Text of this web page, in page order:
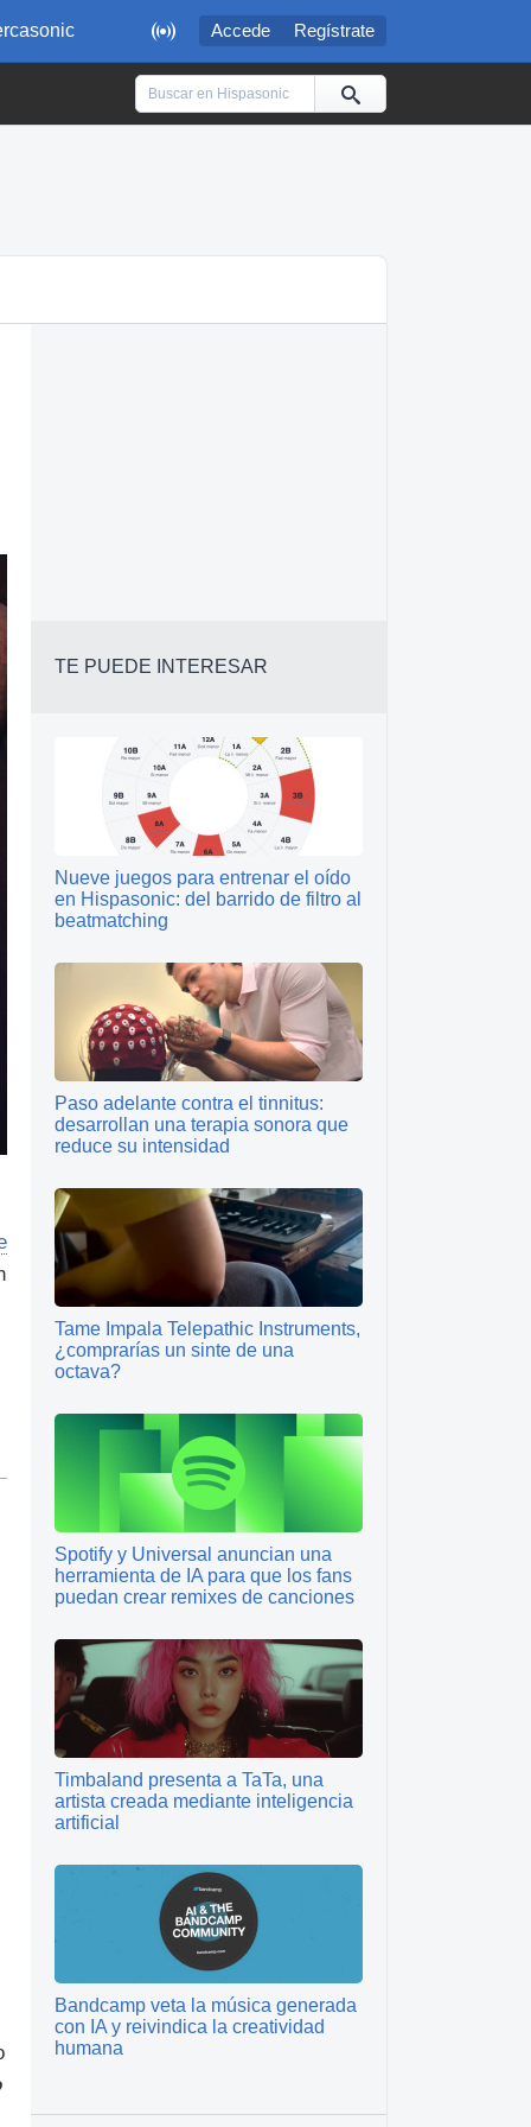
 Accede Regístrate
TE PUEDE INTERESAR
Nueve juegos para entrenar el oído
en Hispasonic: del barrido de filtro al
beatmatching
Paso adelante contra el tinnitus:
desarrollan una terapia sonora que
reduce su intensidad
Tame Impala Telepathic Instruments,
¿comprarías un sinte de una
octava?
Spotify y Universal anuncian una
herramienta de IA para que los fans
puedan crear remixes de canciones
Timbaland presenta a TaTa, una
artista creada mediante inteligencia
artificial
Bandcamp veta la música generada
con IA y reivindica la creatividad
humana